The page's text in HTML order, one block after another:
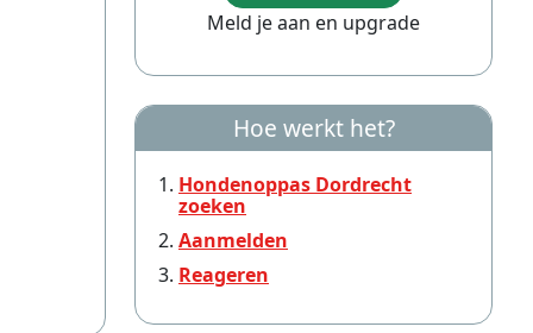
Meld je aan en upgrade
Hoe werkt het?
Hondenoppas Dordrecht
zoeken
Aanmelden
Reageren